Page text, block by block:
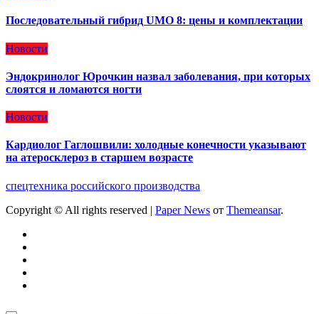
Последовательный гибрид UMO 8: цены и комплектации
Новости
Эндокринолог Юрочкин назвал заболевания, при которых
слоятся и ломаются ногти
Новости
Кардиолог Гаглошвили: холодные конечности указывают
на атеросклероз в старшем возрасте
спецтехника российского производства
Copyright © All rights reserved | Paper News от Themeansar.